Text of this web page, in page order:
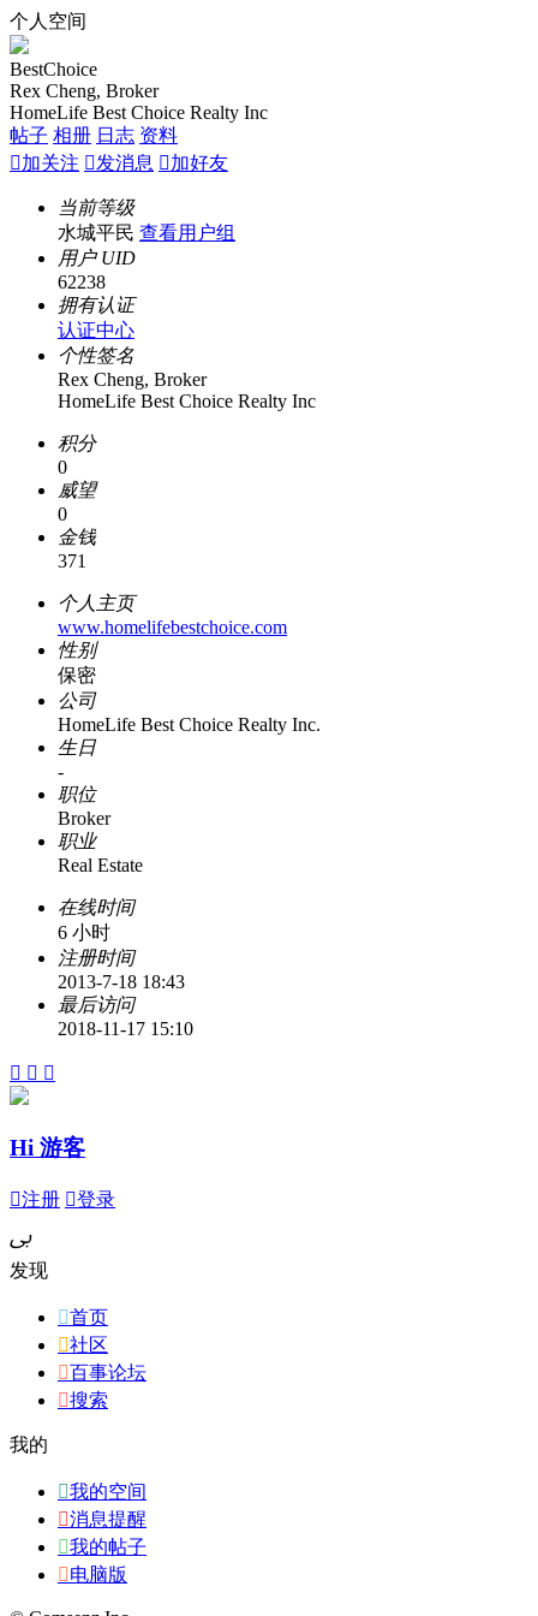
个人空间
BestChoice
Rex Cheng, Broker
HomeLife Best Choice Realty Inc
帖子 相册 日志 资料
加关注 发消息 加好友
当前等级
水城平民 查看用户组
用户 UID
62238
拥有认证
认证中心
个性签名
Rex Cheng, Broker
HomeLife Best Choice Realty Inc
积分
0
威望
0
金钱
371
个人主页
www.homelifebestchoice.com
性别
保密
公司
HomeLife Best Choice Realty Inc.
生日
-
职位
Broker
职业
Real Estate
在线时间
6 小时
注册时间
2013-7-18 18:43
最后访问
2018-11-17 15:10
  
Hi 游客
注册 登录
ﰉ
发现
首页
社区
百事论坛
搜索
我的
我的空间
消息提醒
我的帖子
电脑版